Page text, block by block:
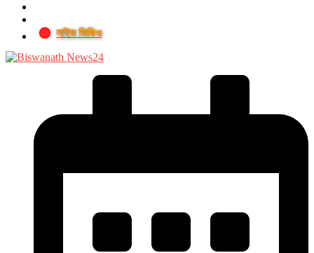
লাইভ ভিডিও